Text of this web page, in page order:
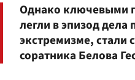
Однако ключевыми
легли в эпизод дела
экстремизме, стали
соратника Белова